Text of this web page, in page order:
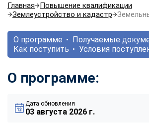
Главная
Повышение квалификации
Землеустройство и кадастр
О программе
Получаемые
Как поступить
Условия
О программе:
Дата обновления
03 августа 2026 г.